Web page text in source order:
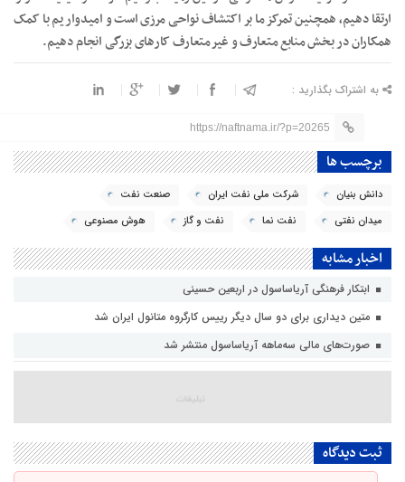
ارتقا دهیم، همچنین تمرکز ما بر اکتشاف نواحی مرزی است و امیدواریم با کمک
همکاران در بخش منابع متعارف و غیرمتعارف کارهای بزرگی انجام دهیم.
به اشتراک بگذارید :
https://naftnama.ir/?p=20265
برچسب ها
دانش بنیان شرکت ملی نفت ایران
صنعت نفت
میدان نفتی
نفت نما نفت و گاز هوش مصنوعی
اخبار مشابه
ابتکار فرهنگی آریاساسول در اربعین حسینی
متین دیداری برای دو سال دیگر رییس کارگروه متانول ایران شد
صورت‌های مالی سه‌ماهه آریاساسول منتشر شد
ثبت دیدگاه